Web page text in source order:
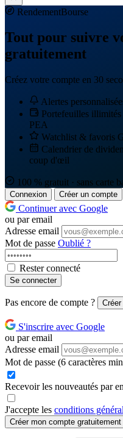
RendementBourse
Tout pour suivre
gratuitement
Créez votre compte en 30
Alertes
Portefeuilles illimités
PEA
Watchlist & favoris
Calendrier de
coup d'œil
100 % gratuit · sans carte
Connexion Créer un compte
Continuer avec Google
ou par email
Adresse email
Mot de passe Oublié ?
Rester connecté
Se connecter
Pas encore de compte ?
S'inscrire avec Google
ou par email
Adresse email
Mot de passe (6 caractères
Recevoir les nouveautés par
J'accepte les conditions
Créer mon compte gratuitement